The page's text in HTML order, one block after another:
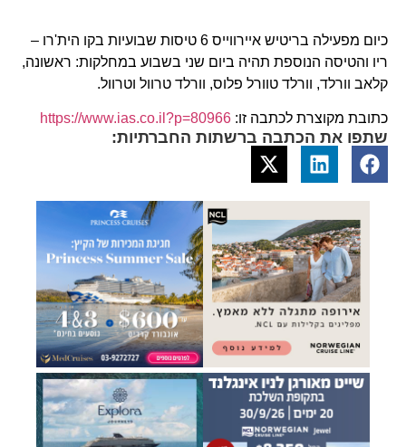
כיום מפעילה בריטיש איירווייס 6 טיסות שבועיות בקו הית'רו –
ריו והטיסה הנוספת תהיה ביום שני בשבוע במחלקות: ראשונה,
קלאב וורלד, וורלד טוורל פלוס, וורלד טרוול וטרוול.
כתובת מקוצרת לכתבה זו: https://www.ias.co.il?p=80966
שתפו את הכתבה ברשתות החברתיות: